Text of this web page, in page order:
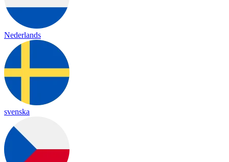
Nederlands
svenska